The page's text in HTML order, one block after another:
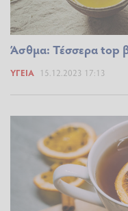
Άσθμα: Τέσσερα top
ΥΓΕΊΑ 15.12.2023 17:13